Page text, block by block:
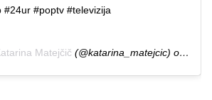
#24ur #poptv #televizija
Matejčič (@katarina_matejcic) on